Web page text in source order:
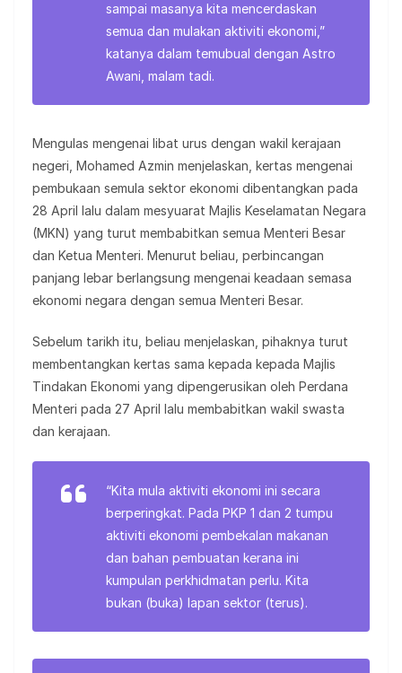
sampai masanya kita mencerdaskan
semua dan mulakan aktiviti ekonomi,”
katanya dalam temubual dengan Astro
Awani, malam tadi.
Mengulas mengenai libat urus dengan wakil kerajaan
negeri, Mohamed Azmin menjelaskan, kertas mengenai
pembukaan semula sektor ekonomi dibentangkan pada
28 April lalu dalam mesyuarat Majlis Keselamatan Negara
(MKN) yang turut membabitkan semua Menteri Besar
dan Ketua Menteri. Menurut beliau, perbincangan
panjang lebar berlangsung mengenai keadaan semasa
ekonomi negara dengan semua Menteri Besar.
Sebelum tarikh itu, beliau menjelaskan, pihaknya turut
membentangkan kertas sama kepada kepada Majlis
Tindakan Ekonomi yang dipengerusikan oleh Perdana
Menteri pada 27 April lalu membabitkan wakil swasta
dan kerajaan.
“Kita mula aktiviti ekonomi ini secara
berperingkat. Pada PKP 1 dan 2 tumpu
aktiviti ekonomi pembekalan makanan
dan bahan pembuatan kerana ini
kumpulan perkhidmatan perlu. Kita
bukan (buka) lapan sektor (terus).